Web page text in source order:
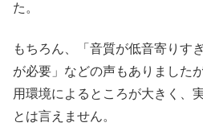
た。
もちろん、「音質が低音寄りす
が必要」などの声もありました
用環境によるところが大きく、
とは言えません。